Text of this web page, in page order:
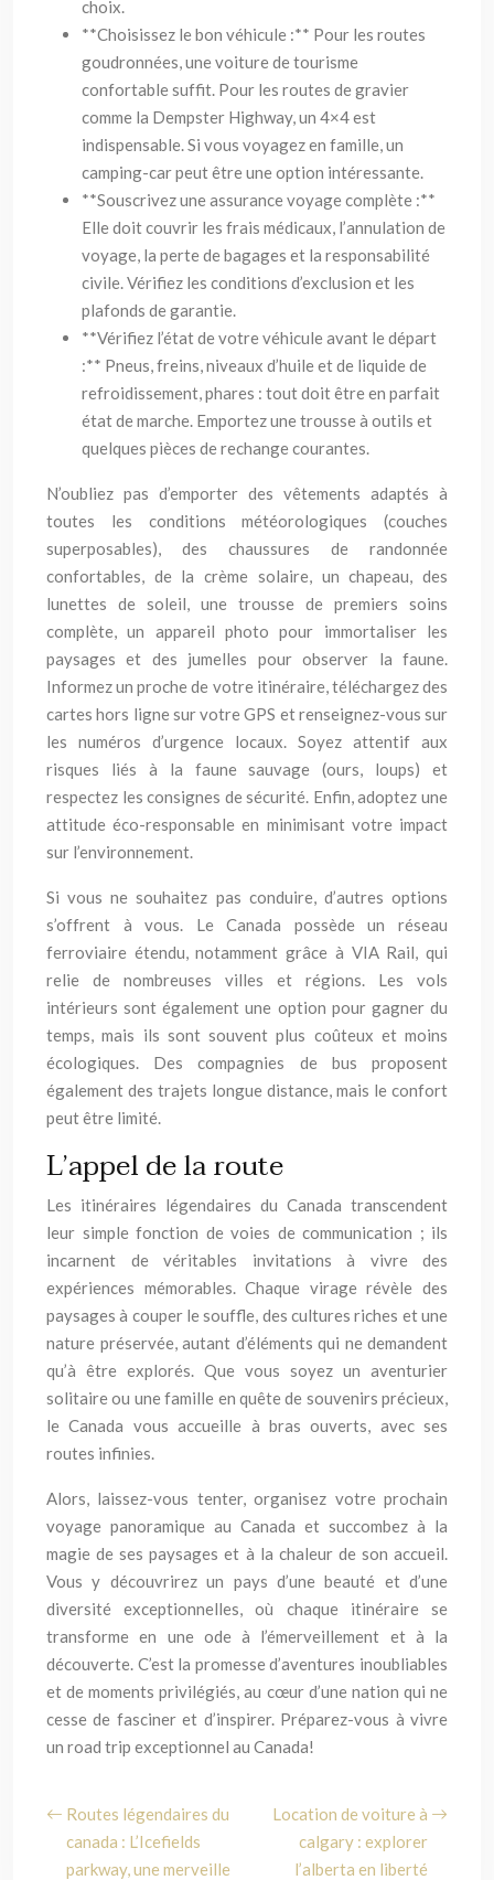
choix.
**Choisissez le bon véhicule :** Pour les routes
goudronnées, une voiture de tourisme
confortable suffit. Pour les routes de gravier
comme la Dempster Highway, un 4×4 est
indispensable. Si vous voyagez en famille, un
camping-car peut être une option intéressante.
**Souscrivez une assurance voyage complète :**
Elle doit couvrir les frais médicaux, l’annulation de
voyage, la perte de bagages et la responsabilité
civile. Vérifiez les conditions d’exclusion et les
plafonds de garantie.
**Vérifiez l’état de votre véhicule avant le départ
:** Pneus, freins, niveaux d’huile et de liquide de
refroidissement, phares : tout doit être en parfait
état de marche. Emportez une trousse à outils et
quelques pièces de rechange courantes.
N’oubliez pas d’emporter des vêtements adaptés à
toutes les conditions météorologiques (couches
superposables), des chaussures de randonnée
confortables, de la crème solaire, un chapeau, des
lunettes de soleil, une trousse de premiers soins
complète, un appareil photo pour immortaliser les
paysages et des jumelles pour observer la faune.
Informez un proche de votre itinéraire, téléchargez des
cartes hors ligne sur votre GPS et renseignez-vous sur
les numéros d’urgence locaux. Soyez attentif aux
risques liés à la faune sauvage (ours, loups) et
respectez les consignes de sécurité. Enfin, adoptez une
attitude éco-responsable en minimisant votre impact
sur l’environnement.
Si vous ne souhaitez pas conduire, d’autres options
s’offrent à vous. Le Canada possède un réseau
ferroviaire étendu, notamment grâce à VIA Rail, qui
relie de nombreuses villes et régions. Les vols
intérieurs sont également une option pour gagner du
temps, mais ils sont souvent plus coûteux et moins
écologiques. Des compagnies de bus proposent
également des trajets longue distance, mais le confort
peut être limité.
L’appel de la route
Les itinéraires légendaires du Canada transcendent
leur simple fonction de voies de communication ; ils
incarnent de véritables invitations à vivre des
expériences mémorables. Chaque virage révèle des
paysages à couper le souffle, des cultures riches et une
nature préservée, autant d’éléments qui ne demandent
qu’à être explorés. Que vous soyez un aventurier
solitaire ou une famille en quête de souvenirs précieux,
le Canada vous accueille à bras ouverts, avec ses
routes infinies.
Alors, laissez-vous tenter, organisez votre prochain
voyage panoramique au Canada et succombez à la
magie de ses paysages et à la chaleur de son accueil.
Vous y découvrirez un pays d’une beauté et d’une
diversité exceptionnelles, où chaque itinéraire se
transforme en une ode à l’émerveillement et à la
découverte. C’est la promesse d’aventures inoubliables
et de moments privilégiés, au cœur d’une nation qui ne
cesse de fasciner et d’inspirer. Préparez-vous à vivre
un road trip exceptionnel au Canada!
Routes légendaires du
canada : L’Icefields
parkway, une merveille
Location de voiture à
calgary : explorer
l’alberta en liberté